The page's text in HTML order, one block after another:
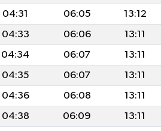
04:31 06:05 13:12
04:33 06:06 13:11
04:34 06:07 13:11
04:35 06:07 13:11
04:36 06:08 13:11
04:38 06:09 13:11